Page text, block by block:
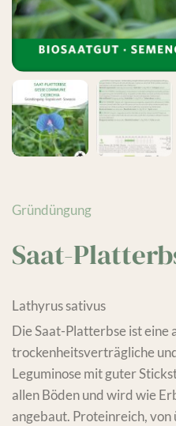
Gründüngung
Saat-
Lathyrus sativus
Die Saat-Platterbse ist eine
trockenheitsverträgliche
Leguminose mit guter
allen Böden und wird wie
angebaut. Proteinreich,